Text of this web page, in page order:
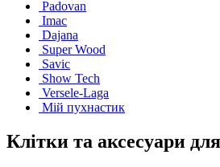
Padovan
Imac
Dajana
Super Wood
Savic
Show Tech
Versele-Laga
Мій пухнастик
Клітки та аксесуари